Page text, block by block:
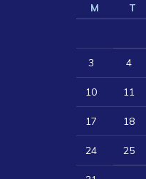
M T
3 4
10 11
17 18
24 25